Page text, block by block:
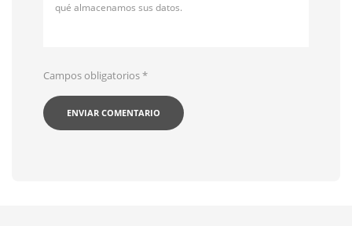
qué almacenamos sus datos.
Campos obligatorios*